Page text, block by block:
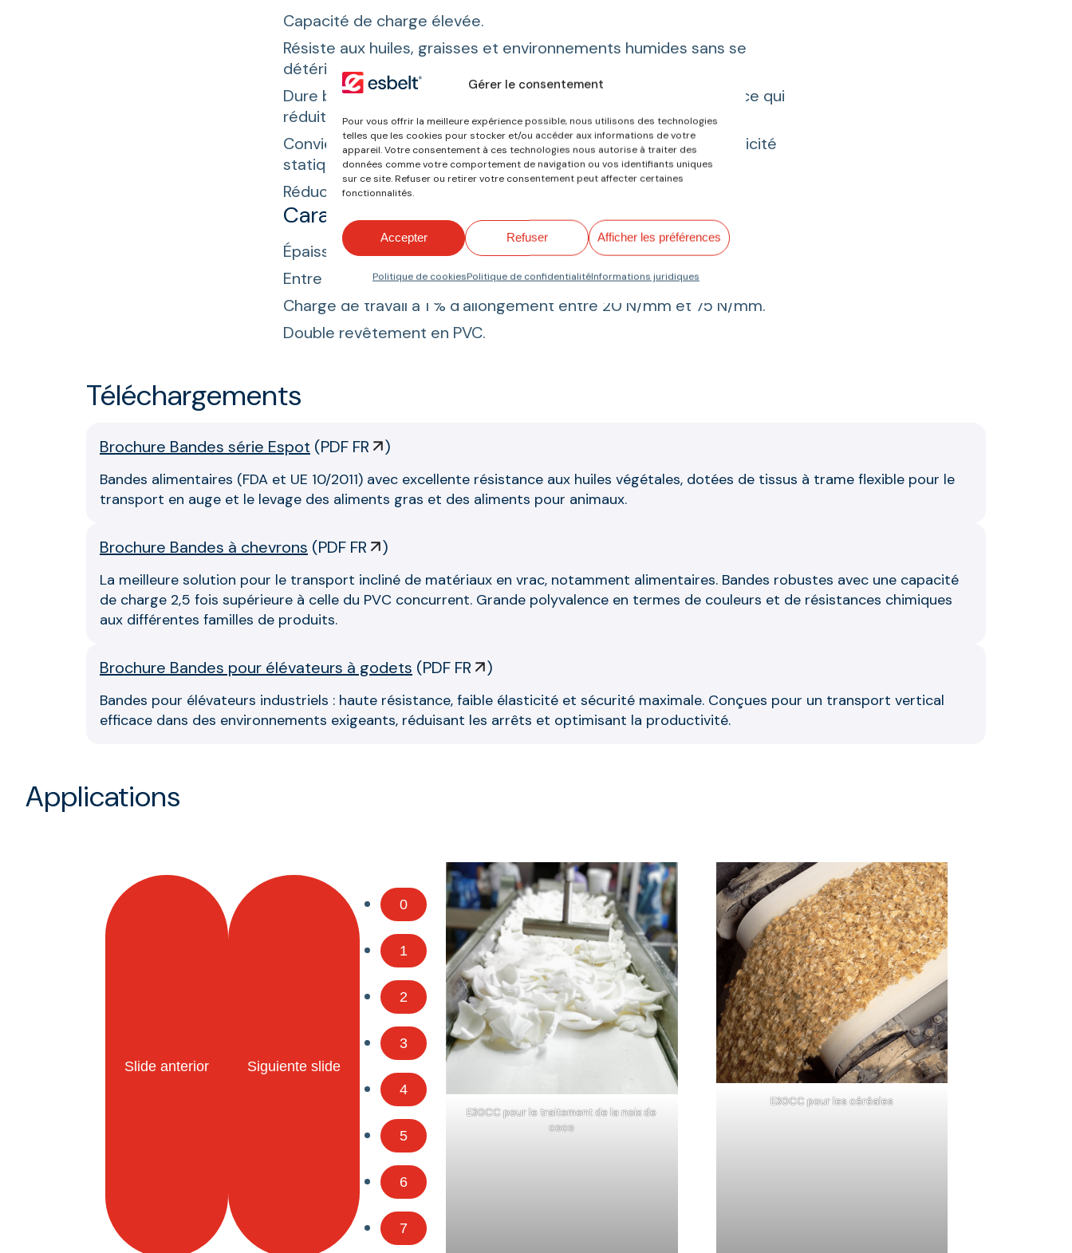
Gérer le consentement
Pour vous offrir la meilleure expérience possible, nous utilisons des technologies
telles que les cookies pour stocker et/ou accéder aux informations de votre
appareil. Votre consentement à ces technologies nous autorise à traiter des
données comme votre comportement de navigation ou vos identifiants uniques
sur ce site. Refuser ou retirer votre consentement peut affecter certaines
fonctionnalités.
Accepter Refuser Afficher les préférences
Politique de cookiesPolitique de confidentialitéInformations juridiques
Capacité de charge élevée.
Résiste aux huiles, graisses et environnements humides sans se
détériorer.
Dure beaucoup plus longtemps que les autres bandes en PVC, ce qui
réduit les coûts.
Convient à un usage alimentaire et évite l’accumulation d’électricité
statique.
Réduction du temps de maintenance.
Caractéristiques
Épaisseurs entre 4,3 mm et 9 mm.
Entre 2 et 4 plis. Trame flexible.
Charge de travail à 1 % d’allongement entre 20 N/mm et 75 N/mm.
Double revêtement en PVC.
Téléchargements
Brochure Bandes série Espot (PDF FR )
Bandes alimentaires (FDA et UE 10/2011) avec excellente résistance aux huiles végétales, dotées de tissus à trame flexible pour le
transport en auge et le levage des aliments gras et des aliments pour animaux.
Brochure Bandes à chevrons (PDF FR )
La meilleure solution pour le transport incliné de matériaux en vrac, notamment alimentaires. Bandes robustes avec une capacité
de charge 2,5 fois supérieure à celle du PVC concurrent. Grande polyvalence en termes de couleurs et de résistances chimiques
aux différentes familles de produits.
Brochure Bandes pour élévateurs à godets (PDF FR )
Bandes pour élévateurs industriels : haute résistance, faible élasticité et sécurité maximale. Conçues pour un transport vertical
efficace dans des environnements exigeants, réduisant les arrêts et optimisant la productivité.
Applications
Slide anterior Siguiente slide
0
1
2
3
4
5
6
7
E30CC pour le traitement de la noix de
coco
E30CC pour les céréales